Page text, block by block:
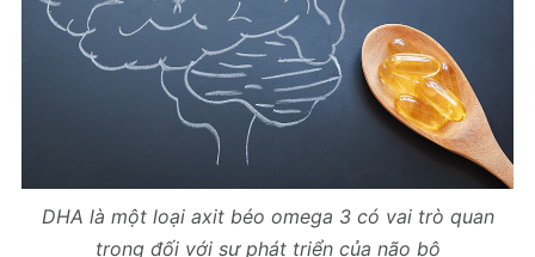
DHA là một loại axit béo omega 3 có vai trò quan
trọng đối với sự phát triển của não bộ